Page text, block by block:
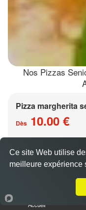
Nos Pizzas
Pizza margherita
Dès 10.00 €
Base sauce
Accueil
Ce site Web utilise
meilleure expérience